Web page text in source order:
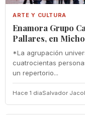
ARTE Y CULTURA
Enamora Grupo
Pallares, en
*La agrupación
cuatrocientas
un repertorio...
Hace 1 diaSalvador